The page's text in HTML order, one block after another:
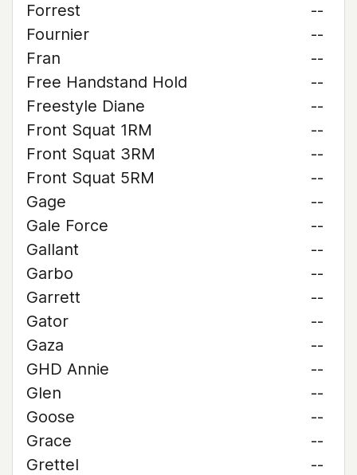
Forrest
--
Fournier
--
Fran
--
Free Handstand Hold
--
Freestyle Diane
--
Front Squat 1RM
--
Front Squat 3RM
--
Front Squat 5RM
--
Gage
--
Gale Force
--
Gallant
--
Garbo
--
Garrett
--
Gator
--
Gaza
--
GHD Annie
--
Glen
--
Goose
--
Grace
--
Grettel
--